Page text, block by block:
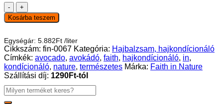
Faith
In
Nature
illatú
kondícionáló
400
ml
mennyiség
Kosárba teszem
Egységár: 5.882Ft /liter
Cikkszám: fin-0067 Kategória: Hajbalzsam, hajkondícionáló
Címkék: avocado, avokádó, faith, hajkondícionáló, in,
kondícionáló, nature, természetes Márka: Faith in Nature
Szállítási díj: 1290Ft-tól
Keresés
a